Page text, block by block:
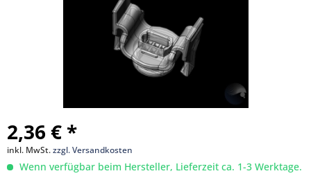
2,36 € *
inkl. MwSt.zzgl. Versandkosten
Wenn verfügbar beim Hersteller, Lieferzeit ca. 1-3 Werktage.